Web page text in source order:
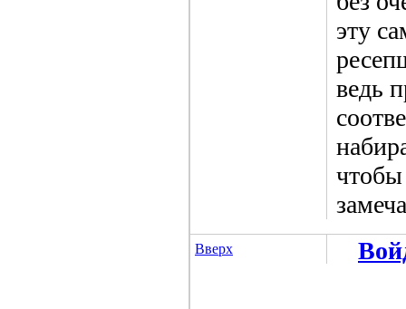
эту
ведь
Вверх